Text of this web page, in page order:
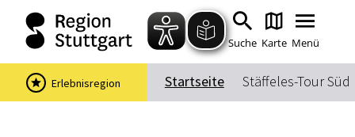
Suche Karte Menü
Startseite Stäffeles-Tour Süd
Erlebnisregion